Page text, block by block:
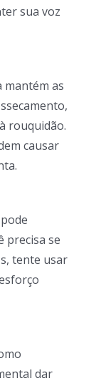
sua voz
mantém as
rouquidão.
causar
precisa se
tente usar
dar